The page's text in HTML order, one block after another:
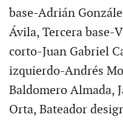
base-Adrián
Ávila, Tercera base-
corto-Juan Gabriel
izquierdo-Andrés
Baldomero Almada,
Orta, Bateador